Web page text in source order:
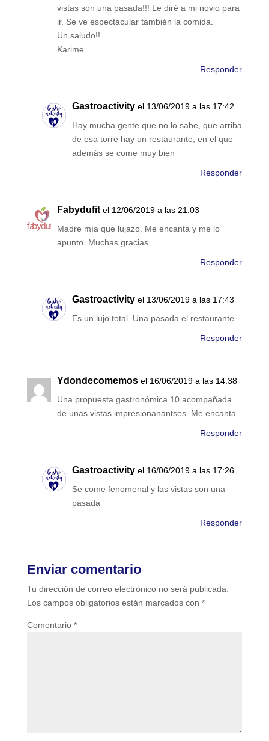
vistas son una pasada!!! Le diré a mi novio para
ir. Se ve espectacular también la comida.
Un saludo!!
Karime
Responder
Gastroactivity el 13/06/2019 a las 17:42
Hay mucha gente que no lo sabe, que arriba
de esa torre hay un restaurante, en el que
además se come muy bien
Responder
Fabydufit el 12/06/2019 a las 21:03
Madre mía que lujazo. Me encanta y me lo
apunto. Muchas gracias.
Responder
Gastroactivity el 13/06/2019 a las 17:43
Es un lujo total. Una pasada el restaurante
Responder
Ydondecomemos el 16/06/2019 a las 14:38
Una propuesta gastronómica 10 acompañada
de unas vistas impresionanantses. Me encanta
Responder
Gastroactivity el 16/06/2019 a las 17:26
Se come fenomenal y las vistas son una
pasada
Responder
Enviar comentario
Tu dirección de correo electrónico no será publicada.
Los campos obligatorios están marcados con *
Comentario *